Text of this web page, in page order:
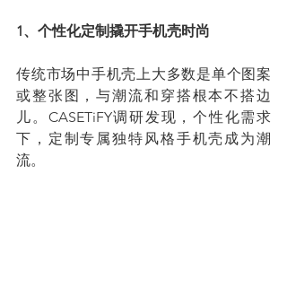
1、个性化定制撬开手机壳时尚
传统市场中手机壳上大多数是单个图案
或整张图，与潮流和穿搭根本不搭边
儿。CASETiFY调研发现，个性化需求
下，定制专属独特风格手机壳成为潮
流。